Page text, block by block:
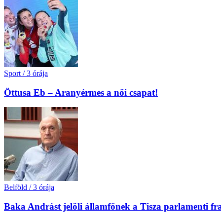
Sport / 3 órája
Öttusa Eb – Aranyérmes a női csapat!
Belföld / 3 órája
Baka Andrást jelöli államfőnek a Tisza parlamenti